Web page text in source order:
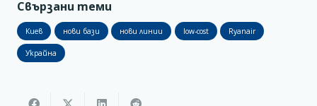
Свързани теми
Киев нови бази нови линии low-cost Ryanair
Украйна